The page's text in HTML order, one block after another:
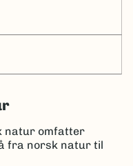
natur omfatter
fra norsk natur til